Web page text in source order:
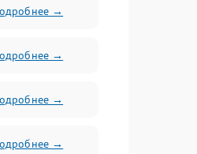
→
→
→
→